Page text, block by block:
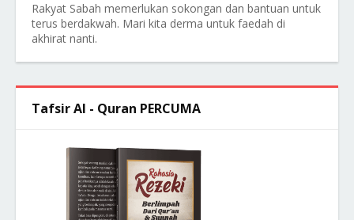
Rakyat Sabah memerlukan sokongan dan bantuan untuk
terus berdakwah. Mari kita derma untuk faedah di
akhirat nanti.
Tafsir Al - Quran PERCUMA